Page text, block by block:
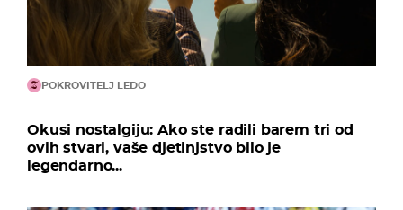
POKROVITELJ LEDO
Okusi nostalgiju: Ako ste radili barem tri od
ovih stvari, vaše djetinjstvo bilo je
legendarno...